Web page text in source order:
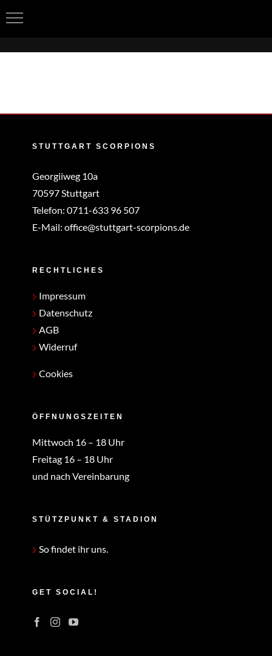
STUTTGART SCORPIONS
Georgiiweg 10a
70597 Stuttgart
Telefon: 0711-633 96 507
E-Mail: office@stuttgart-scorpions.de
RECHTLICHES
Impressum
Datenschutz
AGB
Widerruf
Cookies
ÖFFNUNGSZEITEN
Mittwoch 16 – 18 Uhr
Freitag 16 – 18 Uhr
und nach Vereinbarung
STÜTZPUNKT & STADION
So findet ihr uns.
GET SOCIAL!